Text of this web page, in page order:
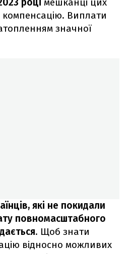
компенсацію. Виплати
значної
які не покидали
повномасштабного
. Щоб знати
відносно можливих